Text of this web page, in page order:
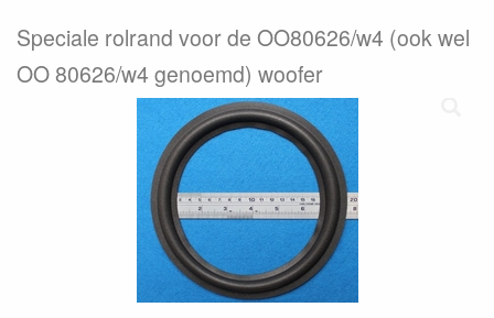
Speciale rolrand voor de OO80626/w4 (ook wel
OO 80626/w4 genoemd) woofer